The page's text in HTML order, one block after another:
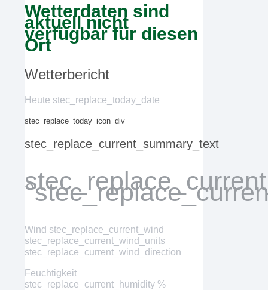
Wetterdaten sind
aktuell nicht
verfügbar für diesen
Ort
Wetterbericht
Heute stec_replace_today_date
stec_replace_today_icon_div
stec_replace_current_summary_text
Wind stec_replace_current_wind
stec_replace_current_wind_units
stec_replace_current_wind_direction
Feuchtigkeit
stec_replace_current_humidity %